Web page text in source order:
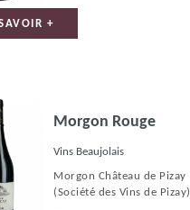
+
Morgon Rouge
Vins Beaujolais
Morgon Château de Pizay
(Société des Vins de Pizay)